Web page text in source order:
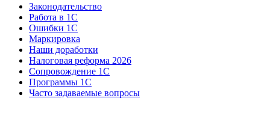
Законодательство
Работа в 1С
Ошибки 1С
Маркировка
Наши доработки
Налоговая реформа 2026
Сопровождение 1С
Программы 1С
Часто задаваемые вопросы